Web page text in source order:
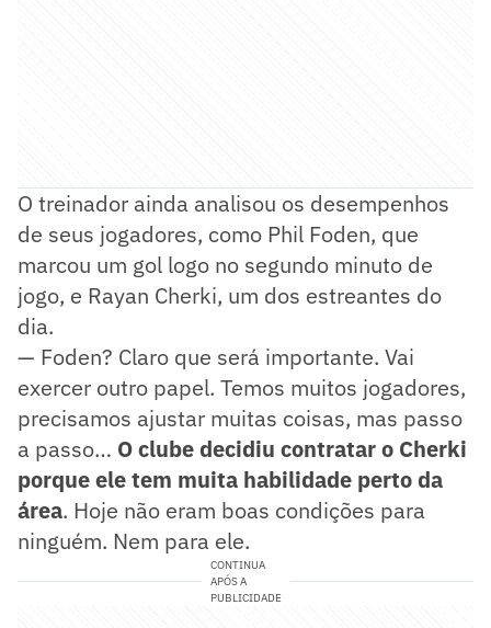
O treinador ainda analisou os desempenhos
de seus jogadores, como Phil Foden, que
marcou um gol logo no segundo minuto de
jogo, e Rayan Cherki, um dos estreantes do
dia.
— Foden? Claro que será importante. Vai
exercer outro papel. Temos muitos jogadores,
precisamos ajustar muitas coisas, mas passo
a passo… O clube decidiu contratar o Cherki
porque ele tem muita habilidade perto da
área. Hoje não eram boas condições para
ninguém. Nem para ele.
CONTINUA
APÓS A
PUBLICIDADE